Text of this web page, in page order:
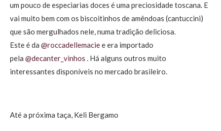
um pouco de especiarias doces é uma preciosidade toscana. E
vai muito bem com os biscoitinhos de amêndoas (cantuccini)
que são mergulhados nele, numa tradição deliciosa.
Este é da @roccadellemaciee era importado
pela @decanter_vinhos . Há alguns outros muito
interessantes disponíveis no mercado brasileiro.
Até a próxima taça, Keli Bergamo